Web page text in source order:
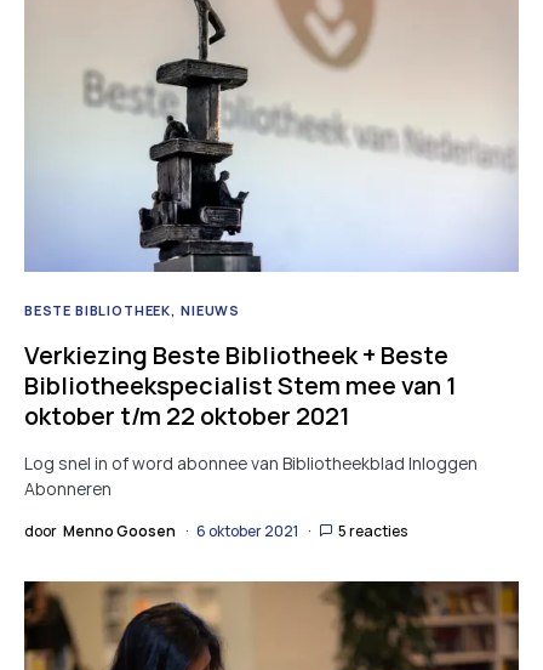
BESTE BIBLIOTHEEK NIEUWS
Verkiezing Beste Bibliotheek + Beste
Bibliotheekspecialist Stem mee van 1
oktober t/m 22 oktober 2021
Log snel in of word abonnee van Bibliotheekblad Inloggen
Abonneren
door Menno Goosen 6 oktober 2021 5 reacties